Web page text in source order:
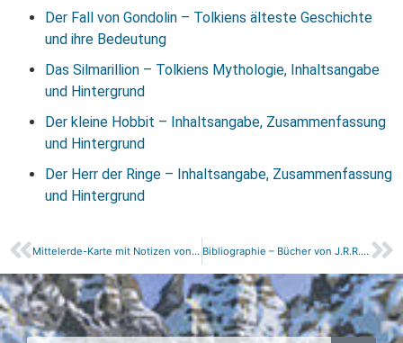
Der Fall von Gondolin – Tolkiens älteste Geschichte
und ihre Bedeutung
Das Silmarillion – Tolkiens Mythologie, Inhaltsangabe
und Hintergrund
Der kleine Hobbit – Inhaltsangabe, Zusammenfassung
und Hintergrund
Der Herr der Ringe – Inhaltsangabe, Zusammenfassung
und Hintergrund
Mittelerde-Karte mit Notizen von J.R.R. Tolkien Bibliographie – Bücher von J.R.R. Tolkien – 1925-1967 (zu Tolkiens Lebzeiten)